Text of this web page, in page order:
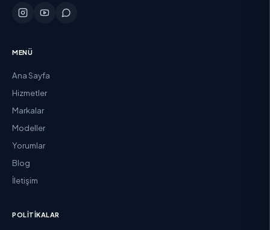
MENÜ
Ana Sayfa
Hizmetler
Markalar
Modeller
Yorumlar
Blog
İletişim
POLITIKALAR